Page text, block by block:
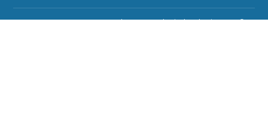
© Sudan Meteorological Authority 2026